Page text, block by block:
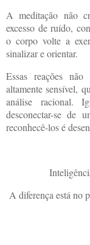
A meditação não
excesso de ruído,
o corpo volte a
sinalizar e orientar.
Essas reações
altamente sensível,
análise racional.
desconectar-se de
reconhecê-los é
A diferença está no